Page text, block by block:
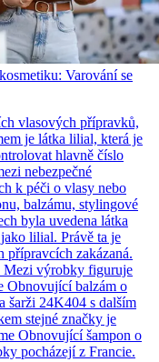
Varování se
vlasových přípravků,
je látka lilial, která je
hlavně číslo
nebezpečné
k péči o vlasy nebo
balzámu, stylingové
byla uvedena látka
lilial. Právě ta je
přípravcích zakázaná.
Mezi výrobky figuruje
Obnovující balzám o
šarži 24K404 s dalším
stejné značky je
Obnovující šampon o
pocházejí z Francie.